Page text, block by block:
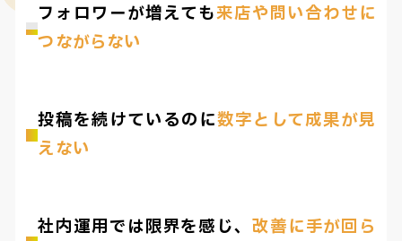
フォロワーが増えても来店や問い合わせに
つながらない
投稿を続けているのに数字として成果が見
えない
社内運用では限界を感じ、 改善に手が回ら